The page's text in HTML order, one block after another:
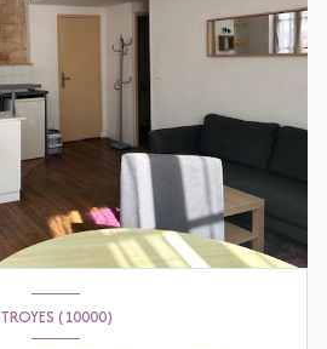
TROYES (10000)